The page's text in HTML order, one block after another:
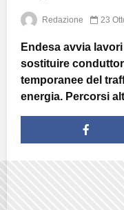
Redazione 23
Endesa avvia
sostituire
temporanee del
energia. Percorsi